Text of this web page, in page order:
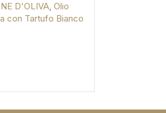
D'OLIVA, Olio
con Tartufo Bianco